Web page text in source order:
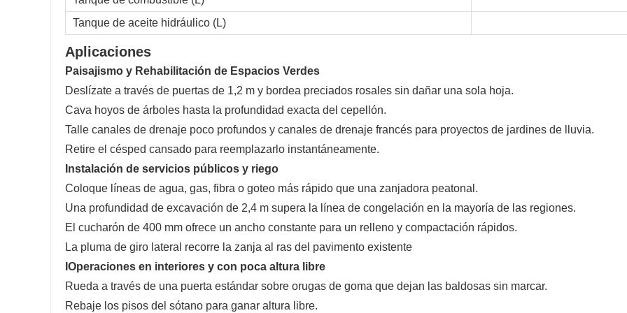
Tanque de aceite hidráulico (L)
Aplicaciones
Paisajismo y Rehabilitación de Espacios Verdes
Deslízate a través de puertas de 1,2 m y bordea preciados rosales sin dañar una sola hoja.
Cava hoyos de árboles hasta la profundidad exacta del cepellón.
Talle canales de drenaje poco profundos y canales de drenaje francés para proyectos de jardines de lluvia.
Retire el césped cansado para reemplazarlo instantáneamente.
Instalación de servicios públicos y riego
Coloque líneas de agua, gas, fibra o goteo más rápido que una zanjadora peatonal.
Una profundidad de excavación de 2,4 m supera la línea de congelación en la mayoría de las regiones.
El cucharón de 400 mm ofrece un ancho constante para un relleno y compactación rápidos.
La pluma de giro lateral recorre la zanja al ras del pavimento existente
Operaciones en interiores y con poca altura libre
Rueda a través de una puerta estándar sobre orugas de goma que dejan las baldosas sin marcar.
Rebaje los pisos del sótano para ganar altura libre.